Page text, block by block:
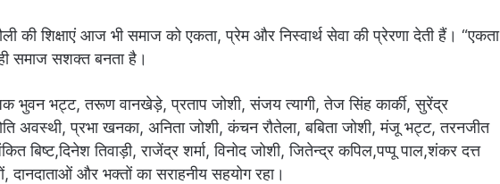
की शिक्षाएं आज भी समाज को एकता, प्रेम और निस्वार्थ सेवा की प्रेरणा देती हैं। “एकता
समाज सशक्त बनता है।
भुवन भट्ट, तरूण वानखेड़े, प्रताप जोशी, संजय त्यागी, तेज सिंह कार्की, सुरेंद्र
अवस्थी, प्रभा खनका, अनिता जोशी, कंचन रौतेला, बबिता जोशी, मंजू भट्ट, तरनजीत
बिष्ट,दिनेश तिवाड़ी, राजेंद्र शर्मा, विनोद जोशी, जितेन्द्र कपिल,पप्पू पाल,शंकर दत्त
दानदाताओं और भक्तों का सराहनीय सहयोग रहा।